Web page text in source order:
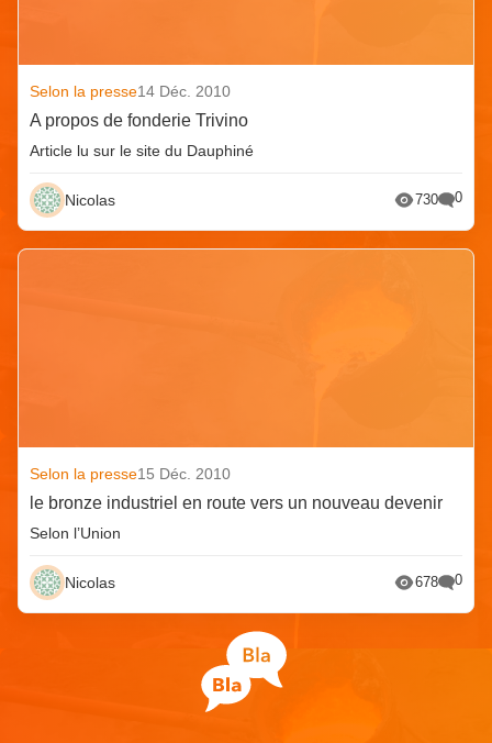
Selon la presse14 Déc. 2010
A propos de fonderie Trivino
Article lu sur le site du Dauphiné
Nicolas 730 0
Selon la presse15 Déc. 2010
le bronze industriel en route vers un nouveau devenir
Selon l’Union
Nicolas 678 0